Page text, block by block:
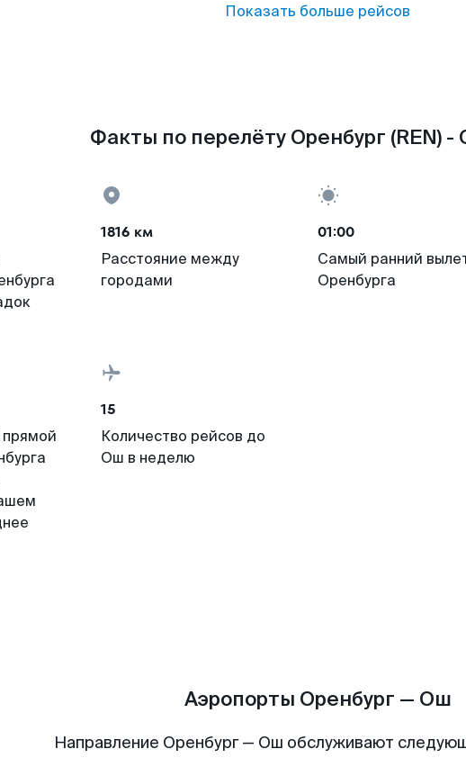
Показать больше рейсов
Факты по перелёту Оренбург (REN) -
1816 км
Расстояние между
городами
01:00
Самый ранний
Оренбурга
15
Количество рейсов до
Ош в неделю
Аэропорты Оренбург — Ош
Направление Оренбург — Ош обслуживают